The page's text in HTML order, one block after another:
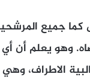
كما جميع
وهو يعلم أن أي
الاطراف،